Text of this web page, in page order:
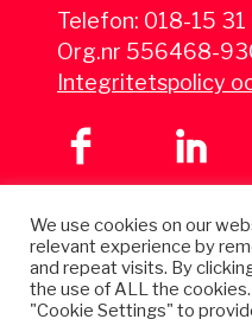
Telefon: 018-15 31
Org.nr 556468-
Integritetspolicy
We use cookies on our
relevant experience by
and repeat visits. By
the use of ALL the
"Cookie Settings" to